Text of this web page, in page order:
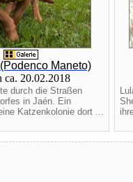
Maneto)
ca. 20.02.2018
durch die Straßen
in Jaén. Ein
Katzenkolonie dort ...